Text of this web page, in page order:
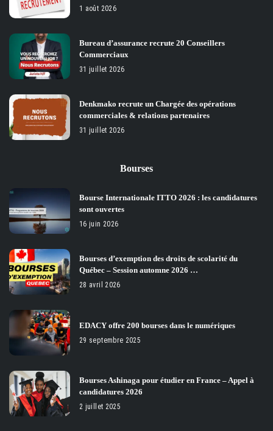
1 août 2026
Bureau d’assurance recrute 20 Conseillers
Commerciaux
31 juillet 2026
Denkmako recrute un Chargée des opérations
commerciales & relations partenaires
31 juillet 2026
Bourses
Bourse Internationale ITTO 2026 : les candidatures
sont ouvertes
16 juin 2026
Bourses d’exemption des droits de scolarité du
Québec – Session automne 2026 …
28 avril 2026
EDACY offre 200 bourses dans le numériques
29 septembre 2025
Bourses Ashinaga pour étudier en France – Appel à
candidatures 2026
2 juillet 2025